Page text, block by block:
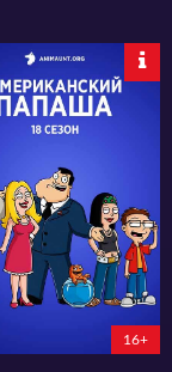
12989
33 19
16+